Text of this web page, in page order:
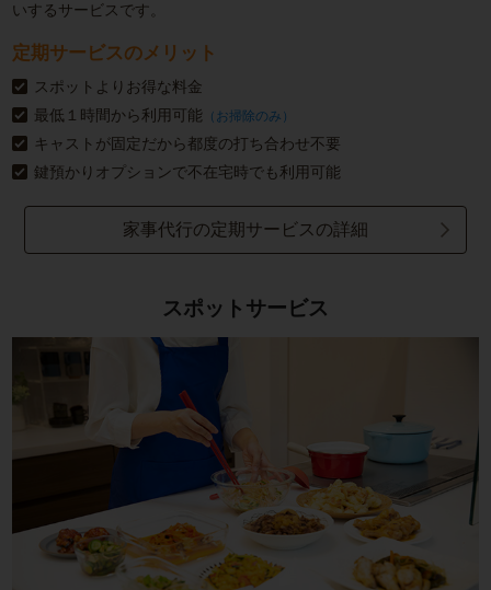
いするサービスです。
定期サービスのメリット
スポットよりお得な料金
最低１時間から利用可能 （お掃除のみ）
キャストが固定だから都度の打ち合わせ不要
鍵預かりオプションで不在宅時でも利用可能
家事代行の定期サービスの詳細
スポットサービス